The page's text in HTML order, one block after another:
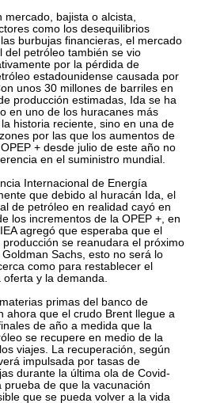
mercado, bajista o alcista,
como los desequilibrios
burbujas financieras, el mercado
del petróleo también se vio
por la pérdida de
estadounidense causada por
unos 30 millones de barriles en
producción estimadas, Ida se ha
en uno de los huracanes más
historia reciente, sino en una de
por las que los aumentos de
+ desde julio de este año no
en el suministro mundial.
Internacional de Energía
que debido al huracán Ida, el
de petróleo en realidad cayó en
los incrementos de la OPEP +, en
agregó que esperaba que el
se reanudara el próximo
Sachs, esto no será lo
como para restablecer el
y la demanda.
primas del banco de
ahora que el crudo Brent llegue a
de año a medida que la
se recupere en medio de la
viajes. La recuperación, según
impulsada por tasas de
durante la última ola de Covid-
prueba de que la vacunación
que se pueda volver a la vida